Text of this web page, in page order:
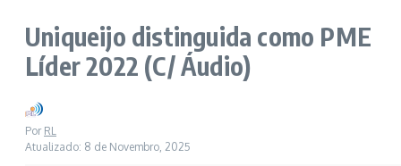
Uniqueijo distinguida como PME
Líder 2022 (C/ Áudio)
Por RL
Atualizado: 8 de Novembro, 2025